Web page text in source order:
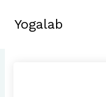
contenu
Yogalab